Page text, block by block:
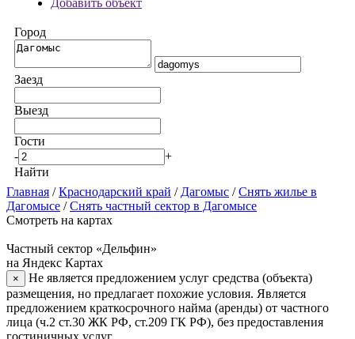
Добавить объект
Город
Заезд
Выезд
Гости
-
+
Найти
Главная /Краснодарский край / Дагомыс /Снять жилье в
Дагомысе /Снять частный сектор в Дагомысе
Смотреть на картах
Частный сектор «Дельфин»
на Яндекс Картах
×
Не является предложением услуг средства (объекта)
размещения, но предлагает похожие условия. Является
предложением краткосрочного найма (аренды) от частного
лица (ч.2 ст.30 ЖК РФ, ст.209 ГК РФ), без предоставления
гостиничных услуг.